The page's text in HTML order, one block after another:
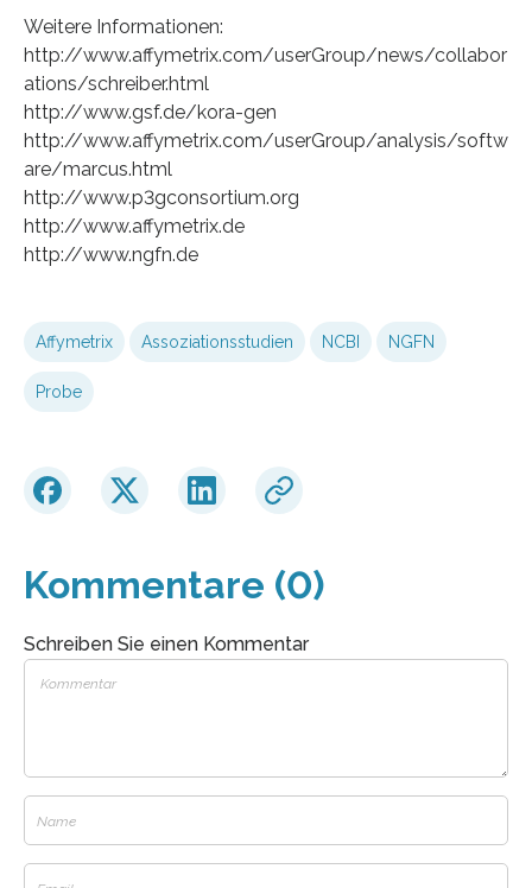
Weitere Informationen:
http://www.affymetrix.com/userGroup/news/collabor
ations/schreiber.html
http://www.gsf.de/kora-gen
http://www.affymetrix.com/userGroup/analysis/softw
are/marcus.html
http://www.p3gconsortium.org
http://www.affymetrix.de
http://www.ngfn.de
Affymetrix Assoziationsstudien NCBI NGFN
Probe
Kommentare (0)
Schreiben Sie einen Kommentar